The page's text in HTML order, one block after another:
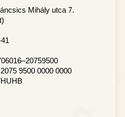
Mihály utca 7.
9500 0000 0000